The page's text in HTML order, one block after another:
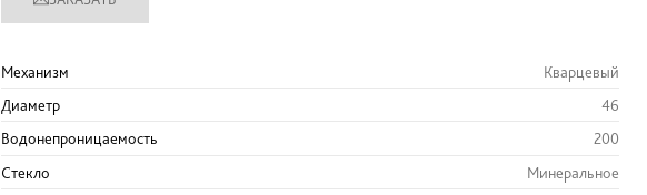
Механизм
Кварцевый
Диаметр
46
Водонепроницаемость
200
Стекло
Минеральное